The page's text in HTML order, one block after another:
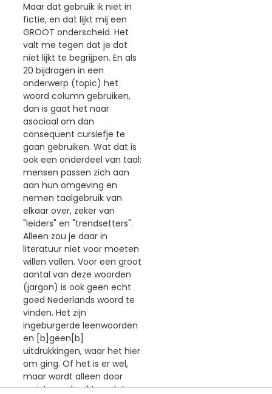
Maar dat gebruik ik niet in
fictie, en dat lijkt mij een
GROOT onderscheid. Het
valt me tegen dat je dat
niet lijkt te begrijpen. En als
20 bijdragen in een
onderwerp (topic) het
woord column gebruiken,
dan is gaat het naar
asociaal om dan
consequent cursiefje te
gaan gebruiken. Wat dat is
ook een onderdeel van taal:
mensen passen zich aan
aan hun omgeving en
nemen taalgebruik van
elkaar over, zeker van
"leiders" en "trendsetters".
Alleen zou je daar in
literatuur niet voor moeten
willen vallen. Voor een groot
aantal van deze woorden
(jargon) is ook geen echt
goed Nederlands woord te
vinden. Het zijn
ingeburgerde leenwoorden
en [b]geen[b]
uitdrukkingen, waar het hier
om ging. Of het is er wel,
maar wordt alleen door
puristen gebruikt en dat